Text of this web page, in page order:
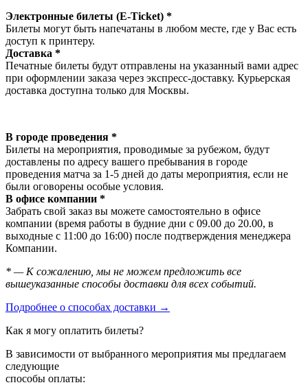
Электронные билеты (E-Ticket) *
Билеты могут быть напечатаны в любом месте, где у Вас есть
доступ к принтеру.
Доставка *
Печатные билеты будут отправлены на указанный вами адрес
при оформлении заказа через экспресс-доставку. Курьерская
доставка доступна только для Москвы.
В городе проведения *
Билеты на мероприятия, проводимые за рубежом, будут
доставлены по адресу вашего пребывания в городе
проведения матча за 1-5 дней до даты мероприятия, если не
были оговорены особые условия.
В офисе компании *
Забрать свой заказ вы можете самостоятельно в офисе
компании (время работы в будние дни с 09.00 до 20.00, в
выходные с 11:00 до 16:00) после подтверждения менеджера
Компании.
* — К сожалению, мы не можем предложить все
вышеуказанные способы доставки для всех событий.
Подробнее о способах доставки →
Как я могу оплатить билеты?
В зависимости от выбранного мероприятия мы предлагаем
следующие
способы оплаты: